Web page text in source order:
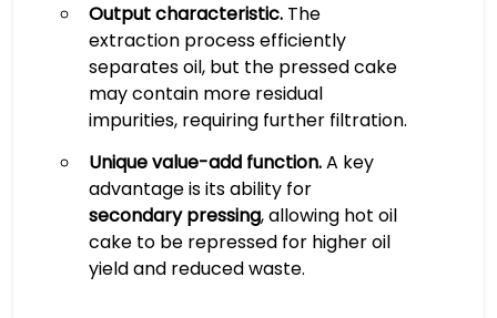
Output characteristic.​​ The
extraction process efficiently
separates oil, but the pressed cake
may contain more residual
impurities, requiring further filtration.
​Unique value-add function.​​ A key
advantage is its ability for
secondary pressing, allowing hot oil
cake to be repressed for higher oil
yield and reduced waste.